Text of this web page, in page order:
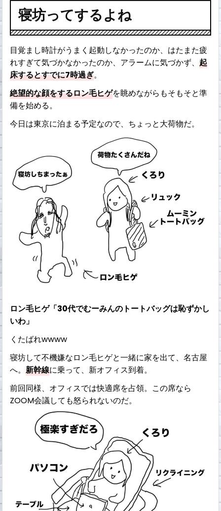
寝坊ってするよね
目覚まし時計がうまく起動しなかったのか、はたまた疲
れすぎて気づかなかったのか、アラームに気づかず、起
床するとすでに7時過ぎ。
絶望的な顔をするロン毛ヒゲを眺めながらもそもそと準
備を始める。
今日は東京に泊まる予定なので、ちょっと大荷物だ。
ロン毛ヒゲ「30代でむーみんのトートバッグは恥ずかし
いわ」
くたばれwwww
寝坊して不機嫌なロン毛ヒゲと一緒に家を出て、名古屋
へ。新幹線に乗って、新オフィス到着。
前回同様、オフィスでは快適席を占領。この席なら
ZOOM会議しても怒られないのだ。